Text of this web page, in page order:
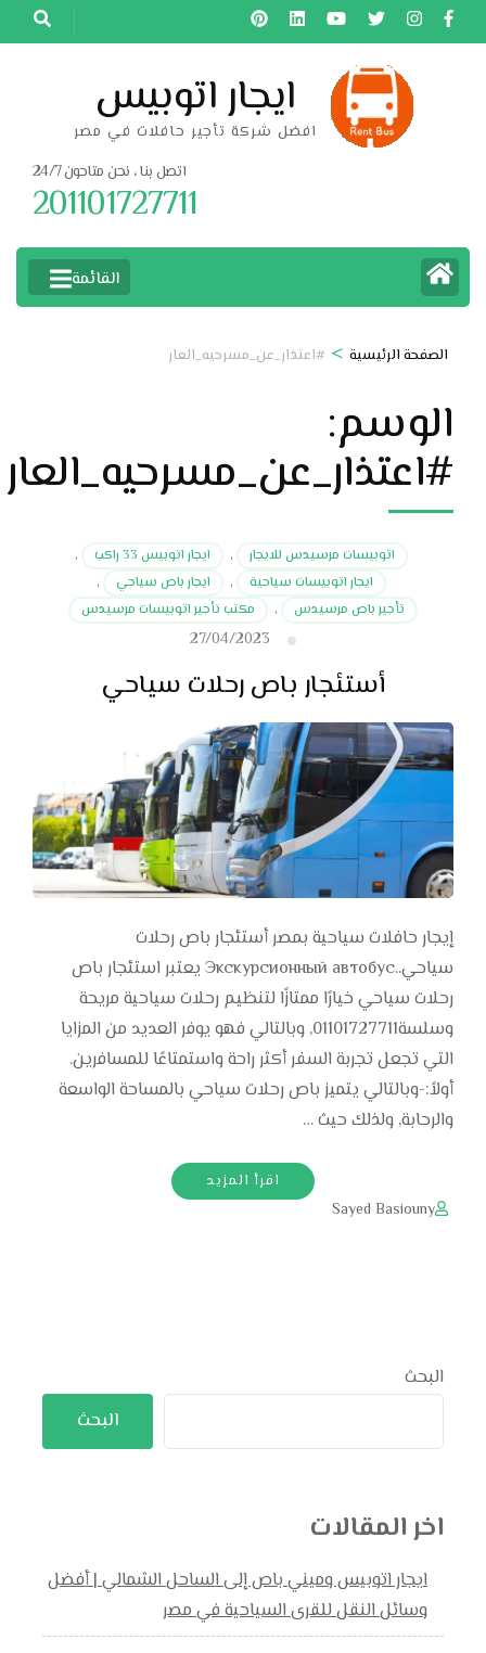
تخطى
إلى
ايجار اتوبيس
افضل شركة تأجير حافلات في مصر
اتصل بنا ، نحن متاحون 24/7
201101727711
القائمة
الصفحة الرئيسية > #اعتذار_عن_مسرحيه_العار
الوسم:
#اعتذار_عن_مسرحيه_العار
اتوبيسات مرسيدس للايجار , ايجار اتوبيس 33 راكب
,
ايجار اتوبيسات سياحية
, ايجار باص سياحي
,
تأجير باص مرسيدس
, مكتب تأجير اتوبيسات مرسيدس
27/04/2023
أستئجار باص رحلات سياحي
إيجار حافلات سياحية بمصر أستئجار باص رحلات
سياحي..Экскурсионный автобус يعتبر استئجار باص
رحلات سياحي خيارًا ممتازًا لتنظيم رحلات سياحية مريحة
وسلسة01101727711, وبالتالي فهو يوفر العديد من المزايا
التي تجعل تجربة السفر أكثر راحة واستمتاعًا للمسافرين.
أولاً:-وبالتالي يتميز باص رحلات سياحي بالمساحة الواسعة
والرحابة, ولذلك حيث …
اقرأ المزيد
Sayed Basiouny
البحث
البحث
اخر المقالات
ايجار اتوبيس وميني باص إلى الساحل الشمالي | أفضل
وسائل النقل للقرى السياحية في مصر